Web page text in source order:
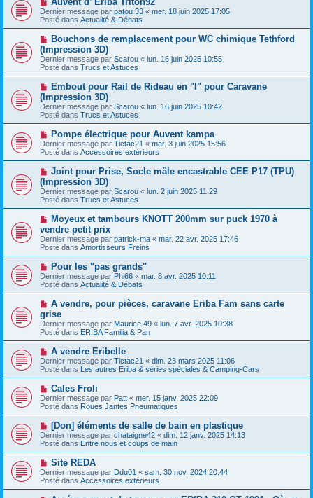
s
a
g
e
a
u
m
e
s
a
g
e
o
u
v
e
a
u
m
e
s
s
a
g
e
Dernier message par patou 33 « mer. 18 juin 2025 17:05
Posté dans Actualité & Débats
N
u
v
e
a
m
e
s
a
g
e
Bouchons de remplacement pour WC chimique Tethford
(Impression 3D)
Dernier message par Scarou « lun. 16 juin 2025 10:55
Posté dans Trucs et Astuces
N
u
v
e
a
m
e
s
a
g
e
Embout pour Rail de Rideau en "I" pour Caravane
(Impression 3D)
Dernier message par Scarou « lun. 16 juin 2025 10:42
Posté dans Trucs et Astuces
N
o
u
v
a
u
m
e
s
s
a
g
e
Pompe électrique pour Auvent kampa
Dernier message par Tictac21 « mar. 3 juin 2025 15:56
Posté dans Accessoires extérieurs
N
u
v
e
a
m
e
s
a
g
e
Joint pour Prise, Socle mâle encastrable CEE P17 (TPU)
(Impression 3D)
Dernier message par Scarou « lun. 2 juin 2025 11:29
Posté dans Trucs et Astuces
N
u
v
e
a
m
e
s
a
g
e
Moyeux et tambours KNOTT 200mm sur puck 1970 à
vendre petit prix
Dernier message par patrick-ma « mar. 22 avr. 2025 17:46
Posté dans Amortisseurs Freins
N
o
u
v
a
u
m
e
s
a
g
e
Pour les "pas grands"
Dernier message par Phi66 « mar. 8 avr. 2025 10:11
Posté dans Actualité & Débats
N
o
u
v
e
a
u
m
e
s
s
g
e
A vendre, pour pièces, caravane Eriba Fam sans carte
grise
Dernier message par Maurice 49 « lun. 7 avr. 2025 10:38
Posté dans ERIBA Familia & Pan
N
o
u
v
a
u
m
e
s
a
g
e
A vendre Eribelle
Dernier message par Tictac21 « dim. 23 mars 2025 11:06
Posté dans Les autres Eriba & séries spéciales & Camping-Cars
N
o
u
v
e
u
m
e
s
s
a
g
Cales Froli
Dernier message par Patt « mer. 15 janv. 2025 22:09
Posté dans Roues Jantes Pneumatiques
N
o
u
v
e
a
u
m
e
[Don] éléments de salle de bain en plastique
Dernier message par chataigne42 « dim. 12 janv. 2025 14:13
Posté dans Entre nous et coups de main
N
o
u
v
Site REDA
Dernier message par Ddu01 « sam. 30 nov. 2024 20:44
Posté dans Accessoires extérieurs